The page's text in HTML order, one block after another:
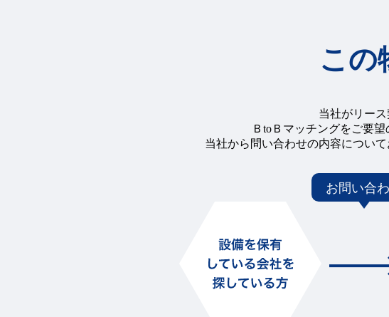
この
当社がリー
ＢtoＢマッチングをご要
当社から問い合わせの内容につい